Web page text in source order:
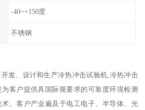
-40~+150度
不锈钢
发、设计和生产冷热冲击试验机,冷热冲击
客户提供具国际规要求的可靠度环境检测
。客户产业遍及于电工电子、半导体、光